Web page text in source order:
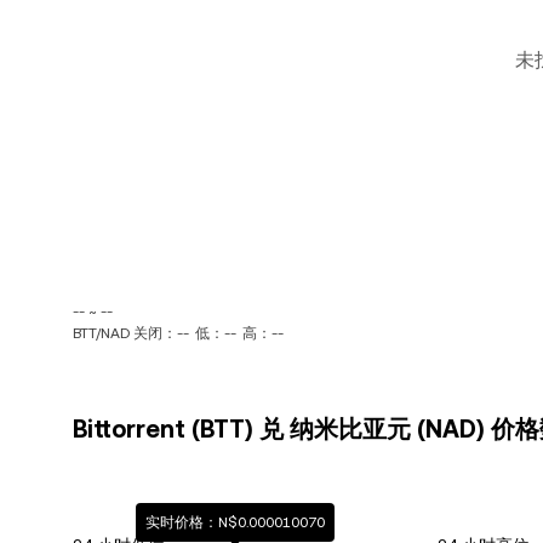
未
-- ~ --
BTT/NAD 关闭：-- 低：-- 高：--
Bittorrent (BTT) 兑 纳米比亚元 (NAD) 价
实时价格：N$0.000010070